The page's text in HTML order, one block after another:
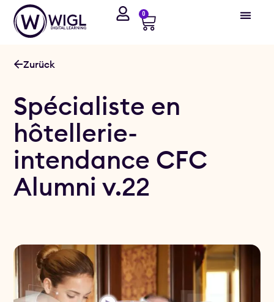
0
Zurück
Spécialiste en
hôtellerie-
intendance CFC
Alumni v.22